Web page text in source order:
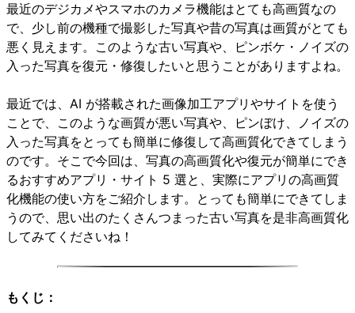
最近のデジカメやスマホのカメラ機能はとても高画質なの
で、少し前の機種で撮影した写真や昔の写真は画質がとても
悪く見えます。このような古い写真や、ピンボケ・ノイズの
入った写真を復元・修復したいと思うことがありますよね。
最近では、AI が搭載された画像加工アプリやサイトを使う
ことで、このような画質が悪い写真や、ピンぼけ、ノイズの
入った写真をとっても簡単に修復して高画質化できてしまう
のです。そこで今回は、写真の高画質化や復元が簡単にでき
るおすすめアプリ・サイト 5 選と、実際にアプリの高画質
化機能の使い方をご紹介します。とっても簡単にできてしま
うので、思い出のたくさんつまった古い写真を是非高画質化
してみてくださいね！
もくじ：